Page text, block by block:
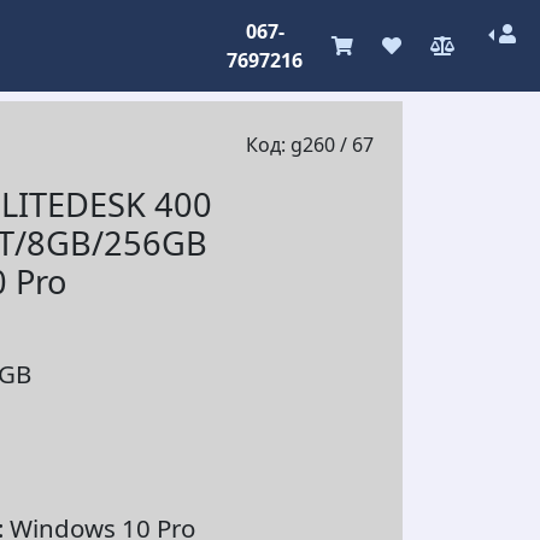
067-
7697216
Код: g260 / 67
400
8GB/256GB
Pro
Windows 10 Pro